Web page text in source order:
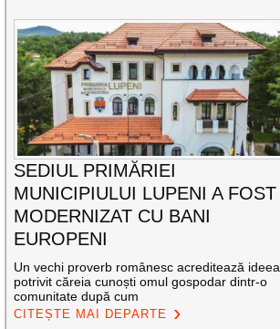
SEDIUL PRIMĂRIEI
MUNICIPIULUI LUPENI A FOST
MODERNIZAT CU BANI
EUROPENI
Un vechi proverb românesc acreditează ideea
potrivit căreia cunoști omul gospodar dintr-o
comunitate după cum
CITEȘTE MAI DEPARTE